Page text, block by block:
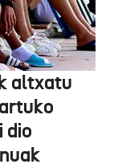
altxatu
dio